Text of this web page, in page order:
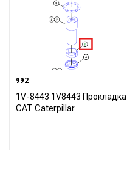
992
1V-8443 1V8443 Прокладка
CAT Caterpillar